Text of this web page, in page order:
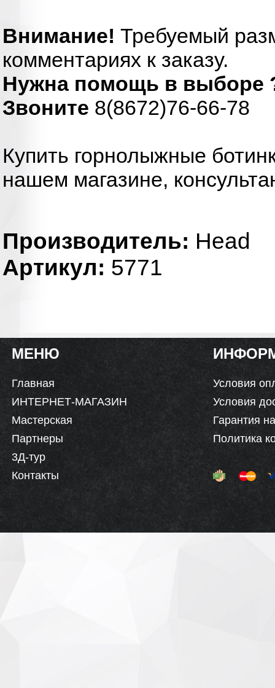
Внимание! Требуемый
комментариях к заказу.
Нужна помощь в выборе
Звоните 8(8672)76-66-78
Купить горнолыжные
нашем магазине,
Производитель: Head
Артикул: 5771
МЕНЮ
Главная
Условия
ИНТЕРНЕТ-МАГАЗИН
Условия
Мастерская
Гарантия
Партнеры
Политика
3Д-тур
Контакты